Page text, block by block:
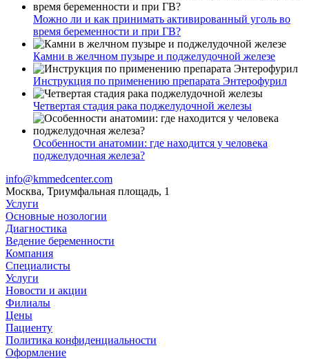
Можно ли и как принимать активированный уголь во
время беременности и при ГВ?
Камни в желчном пузыре и поджелудочной железе
Инструкция по применению препарата Энтерофурил
Четвертая стадия рака поджелудочной железы
Особенности анатомии: где находится у человека
поджелудочная железа?
info@kmmedcenter.com
Москва, Триумфальная площадь, 1
Услуги
Основные нозологии
Диагностика
Ведение беременности
Компания
Специалисты
Услуги
Новости и акции
Филиалы
Цены
Пациенту
Политика конфиденциальности
Оформление